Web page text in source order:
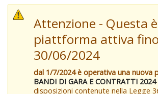
Attenzione - Questa
piattforma attiva
30/06/2024
dal 1/7/2024 è operativa una nuova
BANDI DI GARA E CONTRATTI 2024
disposizioni contenute nella Legge